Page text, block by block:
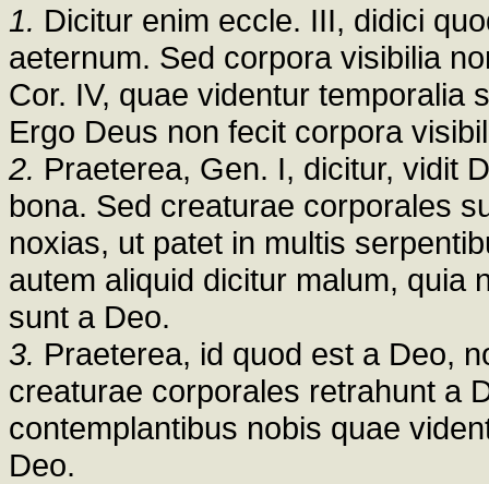
1. Dicitur enim eccle. III, didici
aeternum. Sed corpora visibilia
Cor. IV, quae videntur temporalia
Ergo Deus non fecit corpora
2. Praeterea, Gen. I, dicitur, vidit
bona. Sed creaturae corporales
noxias, ut patet in multis
autem aliquid dicitur malum, quia
sunt a Deo.
3. Praeterea, id quod est a Deo,
creaturae corporales retrahunt a
contemplantibus nobis quae
Deo.